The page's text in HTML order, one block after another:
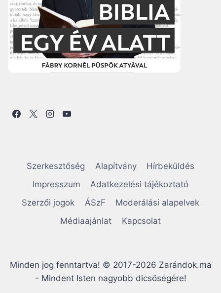
Szerkesztőség Alapítvány
Hírbeküldés
Impresszum
Adatkezelési tájékoztató
Szerzői jogok
ÁSzF
Moderálási alapelvek
Médiaajánlat
Kapcsolat
Minden jog fenntartva! © 2017-2026 Zarándok.ma
- Mindent Isten nagyobb dicsőségére!